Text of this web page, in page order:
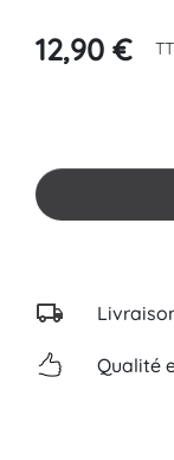
12,90 €
Qualité